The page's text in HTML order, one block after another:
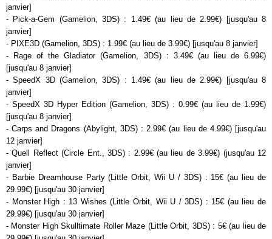
janvier]
- Pick-a-Gem (Gamelion, 3DS) : 1.49€ (au lieu de 2.99€) [jusqu'au 8
janvier]
- PIXE3D (Gamelion, 3DS) : 1.99€ (au lieu de 3.99€) [jusqu'au 8 janvier]
- Rage of the Gladiator (Gamelion, 3DS) : 3.49€ (au lieu de 6.99€)
[jusqu'au 8 janvier]
- SpeedX 3D (Gamelion, 3DS) : 1.49€ (au lieu de 2.99€) [jusqu'au 8
janvier]
- SpeedX 3D Hyper Edition (Gamelion, 3DS) : 0.99€ (au lieu de 1.99€)
[jusqu'au 8 janvier]
- Carps and Dragons (Abylight, 3DS) : 2.99€ (au lieu de 4.99€) [jusqu'au
12 janvier]
- Quell Reflect (Circle Ent., 3DS) : 2.99€ (au lieu de 3.99€) (jusqu'au 12
janvier]
- Barbie Dreamhouse Party (Little Orbit, Wii U / 3DS) : 15€ (au lieu de
29.99€) [jusqu'au 30 janvier]
- Monster High : 13 Wishes (Little Orbit, Wii U / 3DS) : 15€ (au lieu de
29.99€) [jusqu'au 30 janvier]
- Monster High Skulltimate Roller Maze (Little Orbit, 3DS) : 5€ (au lieu de